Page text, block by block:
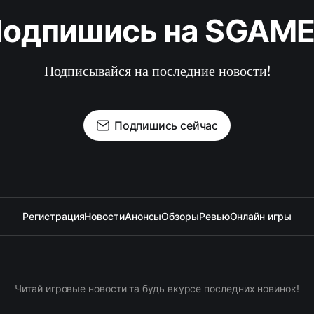
на
Подписывайся на последние новости!
Подпишись сейчас
РегистрацияНовостиАнонсыОбзорыРевьюОнлайн игры
Читай игровые новости та будь вкурсе последних новинок!